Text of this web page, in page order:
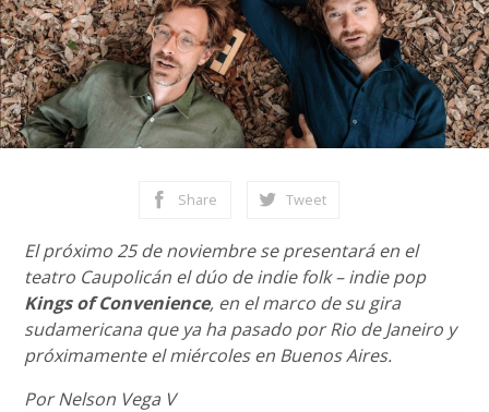
Share Tweet
El próximo 25 de noviembre se presentará en el
teatro Caupolicán el dúo de indie folk – indie pop
Kings of Convenience, en el marco de su gira
sudamericana que ya ha pasado por Rio de Janeiro y
próximamente el miércoles en Buenos Aires.
Por Nelson Vega V